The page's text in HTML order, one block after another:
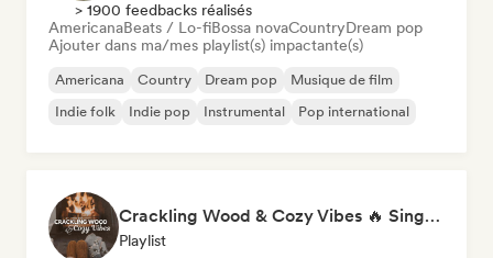
> 1900 feedbacks réalisés
AmericanaBeats / Lo-fiBossa novaCountryDream pop
Ajouter dans ma/mes playlist(s) impactante(s)
Americana Country Dream pop
Musique de film
Indie folk
Indie pop Instrumental Pop international
Crackling Wood & Cozy Vibes 🔥 Singer-Songwriter, Dream Pop & Bedroom Pop
Playlist